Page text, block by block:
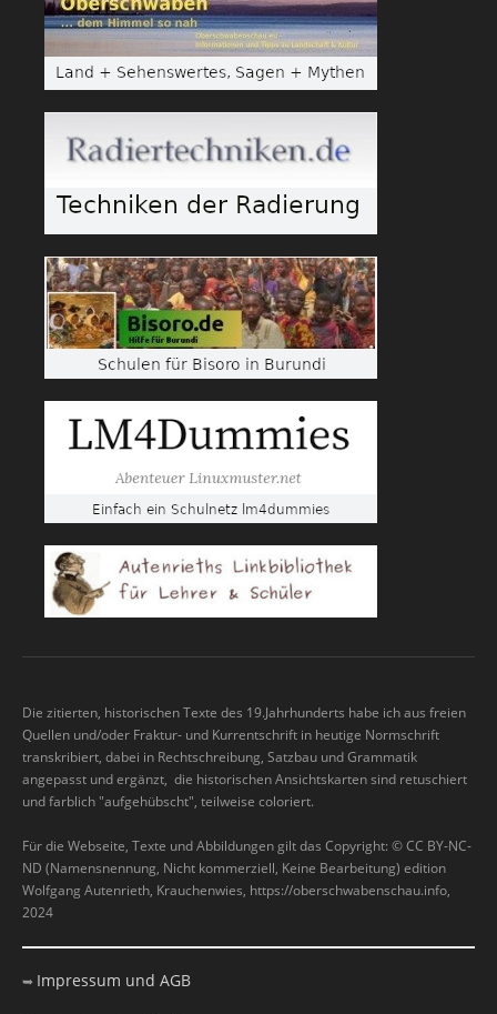
Die zitierten, historischen Texte des 19.Jahrhunderts habe ich aus freien
Quellen und/oder Fraktur- und Kurrentschrift in heutige Normschrift
transkribiert, dabei in Rechtschreibung, Satzbau und Grammatik
angepasst und ergänzt, die historischen Ansichtskarten sind retuschiert
und farblich "aufgehübscht", teilweise coloriert.
Für die Webseite, Texte und Abbildungen gilt das Copyright: © CC BY-NC-
ND (Namensnennung, Nicht kommerziell, Keine Bearbeitung) edition
Wolfgang Autenrieth, Krauchenwies, https://oberschwabenschau.info,
2024
➥ Impressum und AGB